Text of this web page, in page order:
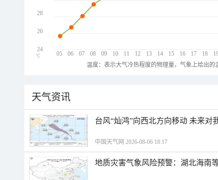
05 06 07 08 09 10 11 12 13 14 15 16 17 18
28
26
24
℃
温度：表示大气冷热程度的物理量，气象上给出
天气资讯
台风“灿鸿”向西北方向移动 未来对
中国天气网 2026-08-06 18:17
地质灾害气象风险预警：湖北海南